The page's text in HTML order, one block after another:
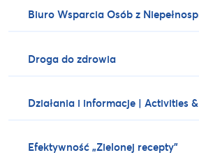
Biuro Wsparcia Osób z
Droga do zdrowia
Działania i informacje | Activities
Efektywność „Zielonej recepty”